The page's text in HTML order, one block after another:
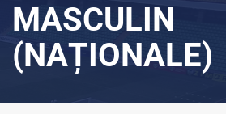
MASCULIN
(NAȚIONALE)